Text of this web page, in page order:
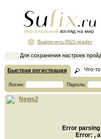
персональный взгляд на мир
Для сохранения настроек
Выключить RSS-reader
Быстрая регистрация
Логин: Пароль:
News2
Error
Error: ,